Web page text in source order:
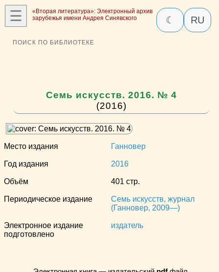
☰
«Вторая литература»: Электронный архив
зарубежья имени Андрея Синявского
☾ RU
ПОИСК ПО БИБЛИОТЕКЕ
Семь искусств. 2016. № 4
(2016)
Место издания Ганновер
Год издания 2016
Объём 401 стр.
Периодическое издание
Семь искусств, журнал
(Ганновер, 2009—)
Электронное издание
подготовлено
издатель